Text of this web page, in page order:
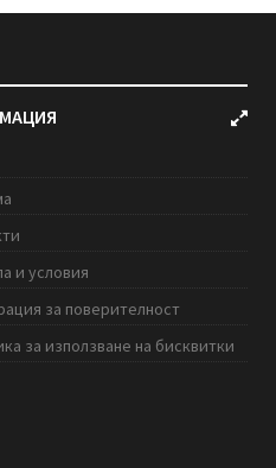
и условия
за поверителност
за използване на бисквитки